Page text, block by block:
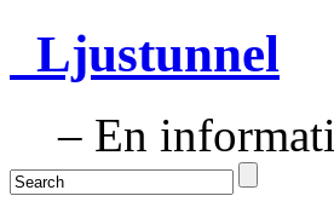
Ljustunnel
– En